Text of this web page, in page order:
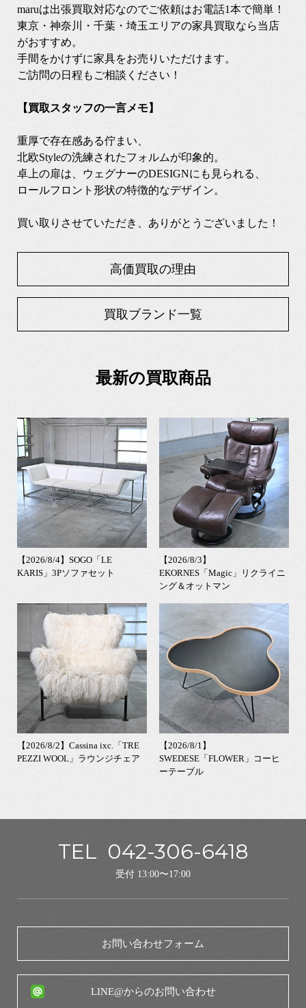
maruは出張買取対応なのでご依頼はお電話1本で簡単！
東京・神奈川・千葉・埼玉エリアの家具買取なら当店
がおすすめ。
手間をかけずに家具をお売りいただけます。
ご訪問の日程もご相談ください！
【買取スタッフの一言メモ】
重厚で存在感ある佇まい、
北欧Styleの洗練されたフォルムが印象的。
卓上の扉は、ウェグナーのDESIGNにも見られる、
ロールフロント形状の特徴的なデザイン。
買い取りさせていただき、ありがとうございました！
高価買取の理由
買取ブランド一覧
最新の買取商品
【2026/8/4】SOGO「LE
KARIS」3Pソファセット
【2026/8/3】
EKORNES「Magic」リクライニ
ング＆オットマン
【2026/8/2】Cassina ixc.「TRE
PEZZI WOOL」ラウンジチェア
【2026/8/1】
SWEDESE「FLOWER」コーヒ
ーテーブル
TEL 042-306-6418
受付 13:00〜17:00
お問い合わせフォーム
LINE@からのお問い合わせ